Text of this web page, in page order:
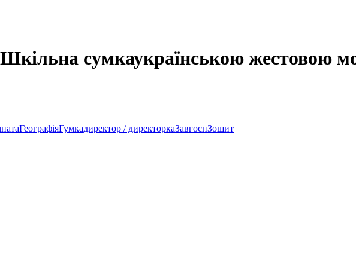
Шкільна сумкаукраїнською жестовою
ГеографіяГумкадиректор / директоркаЗавгоспЗошит